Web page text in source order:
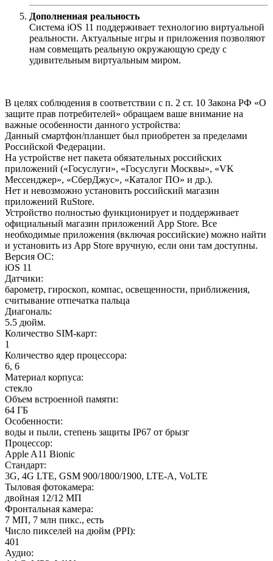
Дополненная реальность
Система iOS 11 поддерживает технологию виртуальной
реальности. Актуальные игры и приложения позволяют
нам совмещать реальную окружающую среду с
удивительным виртуальным миром.
В целях соблюдения в соответствии с п. 2 ст. 10 Закона РФ «О
защите прав потребителей» обращаем ваше внимание на
важные особенности данного устройства:
Данный смартфон/планшет был приобретен за пределами
Российской Федерации.
На устройстве нет пакета обязательных российских
приложений («Госуслуги», «Госуслуги Москвы», «VK
Мессенджер», «СберДжус», «Каталог ПО» и др.).
Нет и невозможно установить российский магазин
приложений RuStore.
Устройство полностью функционирует и поддерживает
официальный магазин приложений App Store. Все
необходимые приложения (включая российские) можно найти
и установить из App Store вручную, если они там доступны.
Версия ОС:
iOS 11
Датчики:
барометр, гироскоп, компас, освещенности, приближения,
считывание отпечатка пальца
Диагональ:
5.5 дюйм.
Количество SIM-карт:
1
Количество ядер процессора:
6, 6
Материал корпуса:
стекло
Объем встроенной памяти:
64 ГБ
Особенности:
воды и пыли, степень защиты IP67 от брызг
Процессор:
Apple A11 Bionic
Стандарт:
3G, 4G LTE, GSM 900/1800/1900, LTE-A, VoLTE
Тыловая фотокамера:
двойная 12/12 МП
Фронтальная камера:
7 МП, 7 млн пикс., есть
Число пикселей на дюйм (PPI):
401
Аудио: